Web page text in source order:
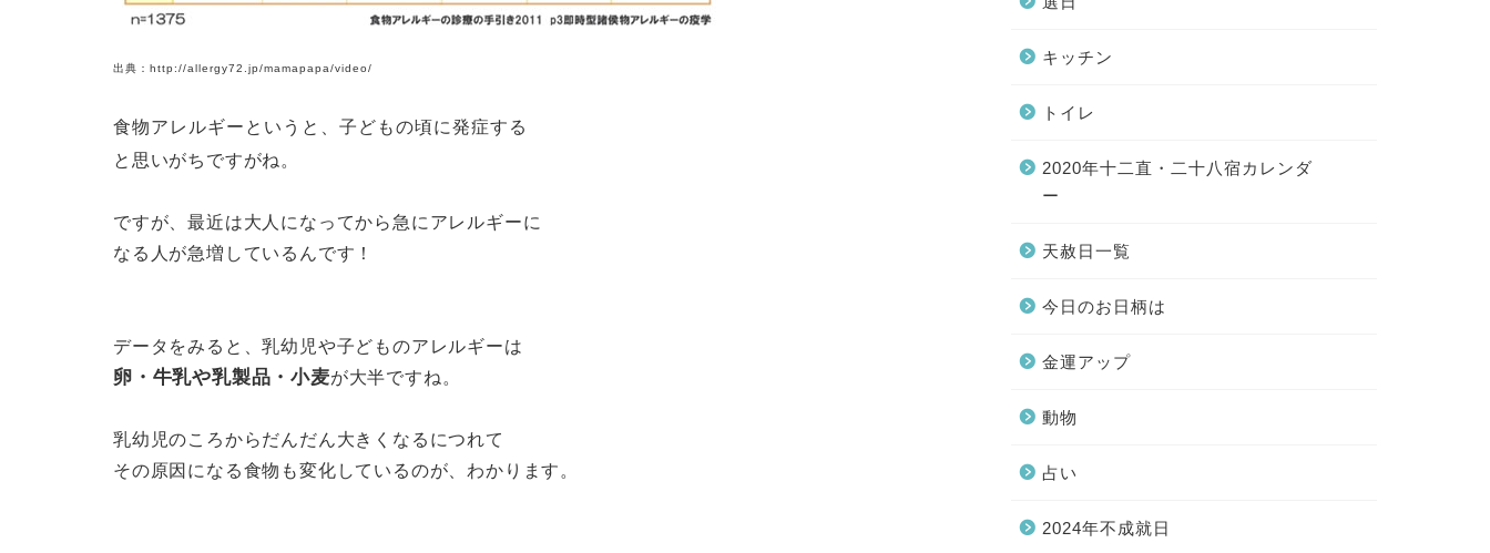
出典：http://allergy72.jp/mamapapa/video/
食物アレルギーというと、子どもの頃に発症する
と思いがちですがね。
ですが、最近は大人になってから急にアレルギーに
なる人が急増しているんです！
データをみると、乳幼児や子どものアレルギーは
卵・牛乳や乳製品・小麦が大半ですね。
乳幼児のころからだんだん大きくなるにつれて
その原因になる食物も変化しているのが、わかります。
キッチン
トイレ
2020年十二直・二十八宿カレンダ
ー
天赦日一覧
今日のお日柄は
金運アップ
動物
占い
2024年不成就日